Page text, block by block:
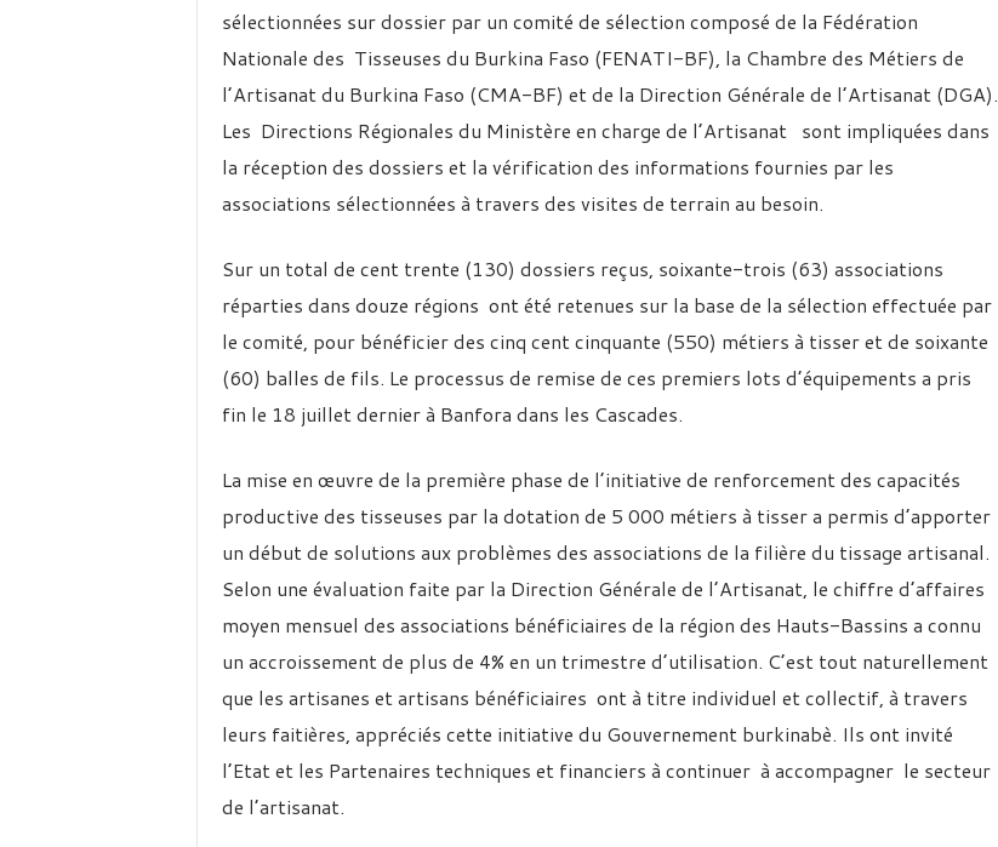
sélectionnées sur dossier par un comité de sélection composé de la Fédération
Nationale des Tisseuses du Burkina Faso (FENATI-BF), la Chambre des Métiers de
l’Artisanat du Burkina Faso (CMA-BF) et de la Direction Générale de l’Artisanat (DGA).
Les Directions Régionales du Ministère en charge de l’Artisanat sont impliquées dans
la réception des dossiers et la vérification des informations fournies par les
associations sélectionnées à travers des visites de terrain au besoin.
Sur un total de cent trente (130) dossiers reçus, soixante-trois (63) associations
réparties dans douze régions ont été retenues sur la base de la sélection effectuée par
le comité, pour bénéficier des cinq cent cinquante (550) métiers à tisser et de soixante
(60) balles de fils. Le processus de remise de ces premiers lots d’équipements a pris
fin le 18 juillet dernier à Banfora dans les Cascades.
La mise en œuvre de la première phase de l’initiative de renforcement des capacités
productive des tisseuses par la dotation de 5 000 métiers à tisser a permis d’apporter
un début de solutions aux problèmes des associations de la filière du tissage artisanal.
Selon une évaluation faite par la Direction Générale de l’Artisanat, le chiffre d’affaires
moyen mensuel des associations bénéficiaires de la région des Hauts-Bassins a connu
un accroissement de plus de 4% en un trimestre d’utilisation. C’est tout naturellement
que les artisanes et artisans bénéficiaires ont à titre individuel et collectif, à travers
leurs faitières, appréciés cette initiative du Gouvernement burkinabè. Ils ont invité
l’Etat et les Partenaires techniques et financiers à continuer à accompagner le secteur
de l’artisanat.